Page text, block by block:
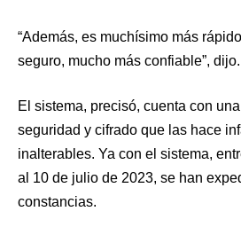
“Además, es muchísimo más
seguro, mucho más confiable”, dijo.
El sistema, precisó, cuenta con
seguridad y cifrado que las hace
inalterables. Ya con el sistema,
al 10 de julio de 2023, se han
constancias.